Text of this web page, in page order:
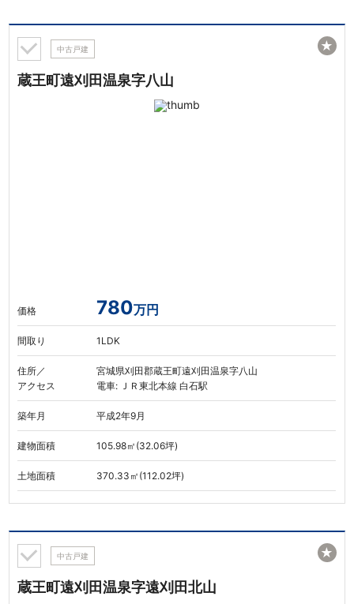
中古戸建
蔵王町遠刈田温泉字八山
価格 780万円
間取り 1LDK
住所／
アクセス
宮城県刈田郡蔵王町遠刈田温泉字八山
電車: ＪＲ東北本線 白石駅
築年月 平成2年9月
建物面積 105.98㎡(32.06坪)
土地面積 370.33㎡(112.02坪)
★
中古戸建
蔵王町遠刈田温泉字遠刈田北山
★